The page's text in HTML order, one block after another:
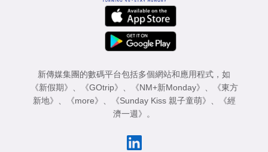
新傳媒集團的數碼平台包括多個網站和應用程式，如
《新假期》
《GOtrip》 《NM+新Monday》
《東方
新地》
《more》 《Sunday Kiss 親子童萌》
《經
濟一週》
。